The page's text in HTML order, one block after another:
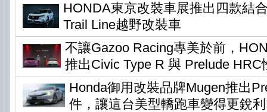
HONDA東京改裝車展推出四款結
Trail Line越野改裝車
不讓Gazoo Racing專美於前，
推出Civic Type R 與 Prelude HRC
Honda御用改裝品牌Mugen推出
件，讓這台美型轎跑車變得更銳